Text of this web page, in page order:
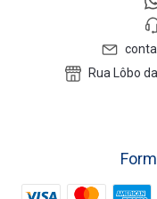
Rua Lôbo